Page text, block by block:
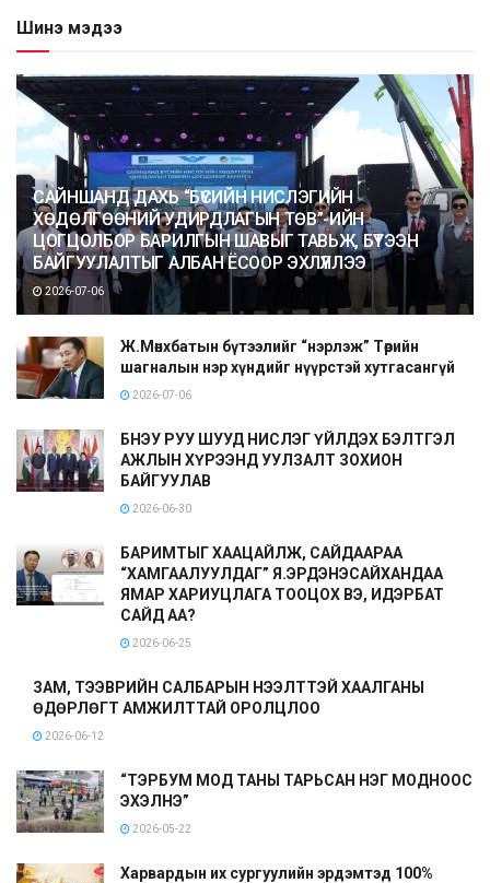
Шинэ мэдээ
САЙНШАНД ДАХЬ “БҮСИЙН НИСЛЭГИЙН
ХӨДӨЛГӨӨНИЙ УДИРДЛАГЫН ТӨВ”-ИЙН
ЦОГЦОЛБОР БАРИЛГЫН ШАВЫГ ТАВЬЖ, БҮТЭЭН
БАЙГУУЛАЛТЫГ АЛБАН ЁСООР ЭХЛҮҮЛЛЭЭ
2026-07-06
Ж.Мөнхбатын бүтээлийг “нэрлэж” Төрийн
шагналын нэр хүндийг нүүрстэй хутгасангүй
2026-07-06
БНЭУ РУУ ШУУД НИСЛЭГ ҮЙЛДЭХ БЭЛТГЭЛ
АЖЛЫН ХҮРЭЭНД УУЛЗАЛТ ЗОХИОН
БАЙГУУЛАВ
2026-06-30
БАРИМТЫГ ХААЦАЙЛЖ, САЙДААРАА
“ХАМГААЛУУЛДАГ” Я.ЭРДЭНЭСАЙХАНДАА
ЯМАР ХАРИУЦЛАГА ТООЦОХ ВЭ, ИДЭРБАТ
САЙД АА?
2026-06-25
ЗАМ, ТЭЭВРИЙН САЛБАРЫН НЭЭЛТТЭЙ ХААЛГАНЫ
ӨДӨРЛӨГТ АМЖИЛТТАЙ ОРОЛЦЛОО
2026-06-12
“ТЭРБУМ МОД ТАНЫ ТАРЬСАН НЭГ МОДНООС
ЭХЭЛНЭ”
2026-05-22
Харвардын их сургуулийн эрдэмтэд 100%